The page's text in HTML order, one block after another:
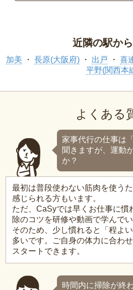
近隣の駅か
加美 長原(大阪府) 出戸 喜
平野(関西本
よくある
家事代行の仕事は
聞きますが、運動
か？
最初は普段使わない筋肉を使う
感じられる方もいます。
ただ、CaSyでは早くお仕事に慣
除のコツを研修や動画で学んでい
そのため、少し慣れると「程よ
多いです。ご自身の体力に合わ
スタートできます。
時間内に掃除が終